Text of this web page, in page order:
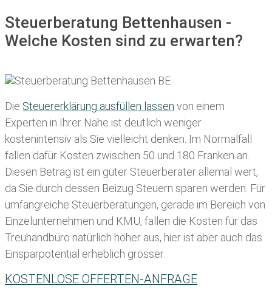
Steuerberatung Bettenhausen -
Welche Kosten sind zu erwarten?
Die Steuererklärung ausfüllen lassen von einem
Experten in Ihrer Nähe ist deutlich weniger
kostenintensiv als Sie vielleicht denken. Im Normalfall
fallen dafür Kosten zwischen 50 und 180 Franken an.
Diesen Betrag ist ein guter Steuerberater allemal wert,
da Sie durch dessen Beizug Steuern sparen werden. Für
umfangreiche Steuerberatungen, gerade im Bereich von
Einzelunternehmen und KMU, fallen die Kosten für das
Treuhandbüro natürlich höher aus, hier ist aber auch das
Einsparpotential erheblich grösser.
KOSTENLOSE OFFERTEN-ANFRAGE